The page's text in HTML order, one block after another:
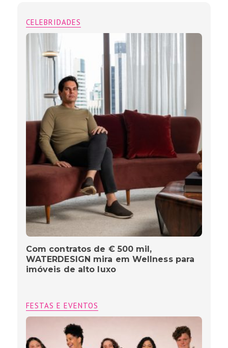
CELEBRIDADES
Com contratos de € 500 mil,
WATERDESIGN mira em Wellness para
imóveis de alto luxo
FESTAS E EVENTOS